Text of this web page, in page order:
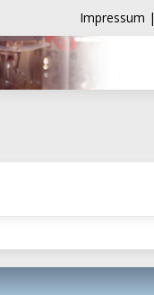
Impressum |